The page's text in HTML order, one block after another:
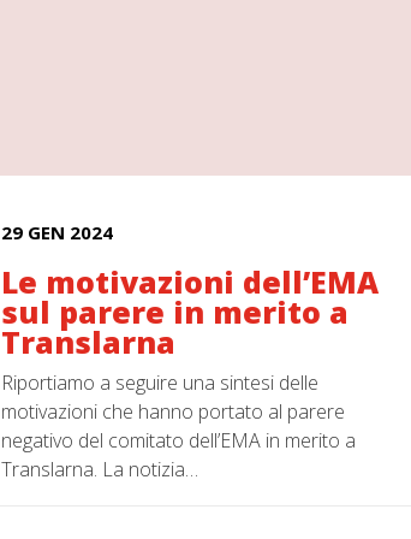
29 GEN 2024
Le motivazioni dell’EMA
sul parere in merito a
Translarna
Riportiamo a seguire una sintesi delle
motivazioni che hanno portato al parere
negativo del comitato dell’EMA in merito a
Translarna. La notizia…